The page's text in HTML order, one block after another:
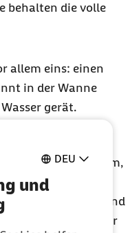
DEU
und
behalten die volle
allem eins: einen
in der Wanne
gerät.
stützen:
auf Ihrem Unterarm,
der Achselhöhle
Ihre andere Hand
Sie es ins Wasser